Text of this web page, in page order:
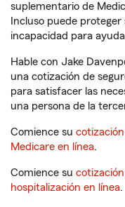
suplementario de
Incluso puede
incapacidad para
Hable con Jake
una cotización de
para satisfacer las
una persona de la
Comience su
Medicare en línea.
Comience su
hospitalización en línea.